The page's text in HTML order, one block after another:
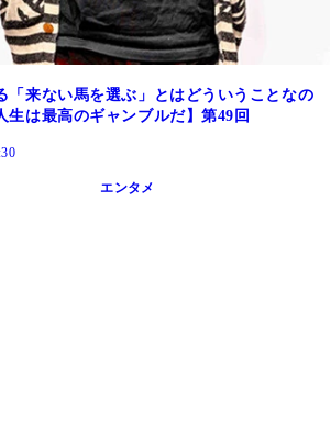
「来ない馬を選ぶ」とはどういうことなの
生は最高のギャンブルだ】第49回
エンタメ